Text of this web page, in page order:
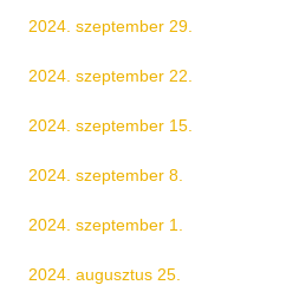
2024. szeptember 29.
2024. szeptember 22.
2024. szeptember 15.
2024. szeptember 8.
2024. szeptember 1.
2024. augusztus 25.